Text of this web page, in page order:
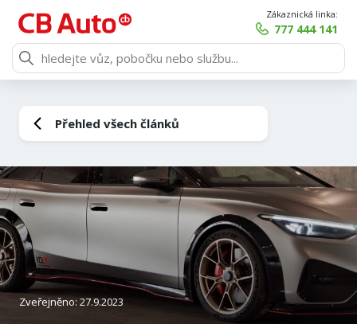
Zákaznická linka:
777 444 141
Přehled všech článků
Zveřejněno: 27.9.2023